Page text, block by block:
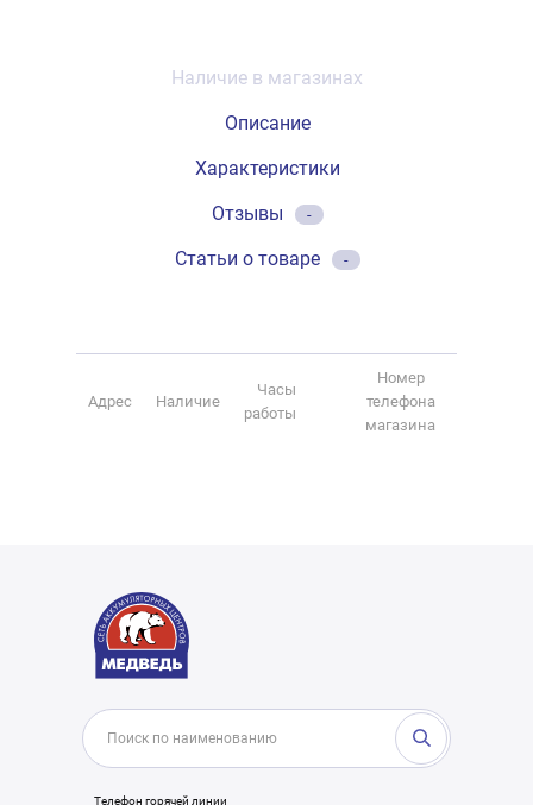
Наличие в магазинах
Описание
Характеристики
Отзывы
-
Статьи о товаре -
Адрес Наличие
Часы
работы
Номер
телефона
магазина
Телефон горячей линии